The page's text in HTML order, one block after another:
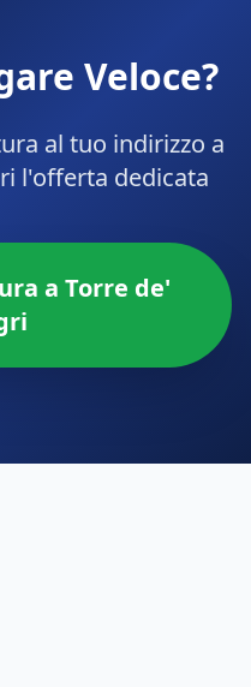
Veloce?
al tuo indirizzo a
l'offerta dedicata
a Torre de'